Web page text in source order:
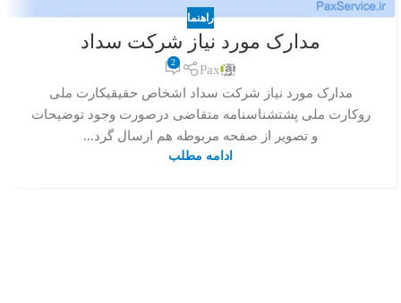
راهنما
مدارک مورد نیاز شرکت سداد
Pax
2
مدارک مورد نیاز شرکت سداد اشخاص حقیقیکارت ملی
روکارت ملی پشتشناسنامه متقاضی درصورت وجود توضیحات
و تصویر از صفحه مربوطه هم ارسال گرد...
ادامه مطلب